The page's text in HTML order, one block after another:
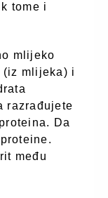
tome i
mlijeko
(iz mlijeka) i
razrađujete
Da
među